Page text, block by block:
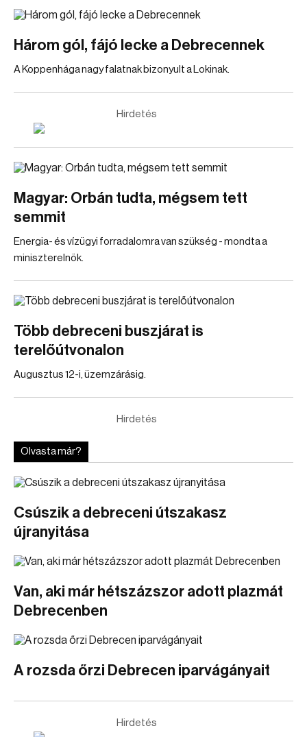
Három gól, fájó lecke a Debrecennek
A Koppenhága nagy falatnak bizonyult a Lokinak.
Hirdetés
Magyar: Orbán tudta, mégsem tett
semmit
Energia- és vízügyi forradalomra van szükség - mondta a
miniszterelnök.
Több debreceni buszjárat is
terelőútvonalon
Augusztus 12-i, üzemzárásig.
Hirdetés
Olvasta már?
Csúszik a debreceni útszakasz
újranyitása
Van, aki már hétszázszor adott plazmát
Debrecenben
A rozsda őrzi Debrecen iparvágányait
Hirdetés